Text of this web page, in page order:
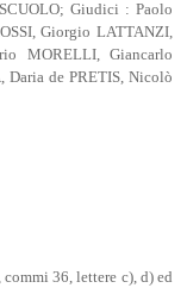
Giudici : Paolo
Giorgio LATTANZI,
MORELLI, Giancarlo
Daria de PRETIS, Nicolò
36, lettere c), d) ed